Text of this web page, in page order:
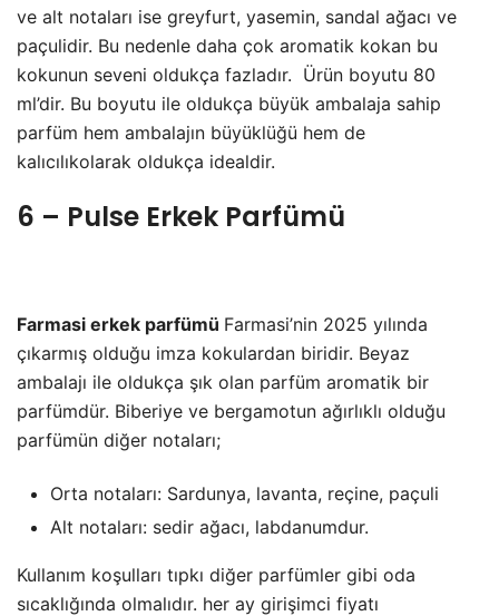
ve alt notaları ise greyfurt, yasemin, sandal ağacı ve
paçulidir. Bu nedenle daha çok aromatik kokan bu
kokunun seveni oldukça fazladır. Ürün boyutu 80
ml’dir. Bu boyutu ile oldukça büyük ambalaja sahip
parfüm hem ambalajın büyüklüğü hem de
kalıcılıkolarak oldukça idealdir.
6 – Pulse Erkek Parfümü
Farmasi erkek parfümü Farmasi’nin 2025 yılında
çıkarmış olduğu imza kokulardan biridir. Beyaz
ambalajı ile oldukça şık olan parfüm aromatik bir
parfümdür. Biberiye ve bergamotun ağırlıklı olduğu
parfümün diğer notaları;
Orta notaları: Sardunya, lavanta, reçine, paçuli
Alt notaları: sedir ağacı, labdanumdur.
Kullanım koşulları tıpkı diğer parfümler gibi oda
sıcaklığında olmalıdır. her ay girişimci fiyatı